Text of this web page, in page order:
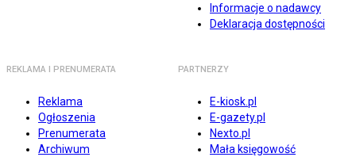
Informacje o nadawcy
Deklaracja dostępności
REKLAMA I PRENUMERATA
Reklama
Ogłoszenia
Prenumerata
Archiwum
PARTNERZY
E-kiosk.pl
E-gazety.pl
Nexto.pl
Mała księgowość